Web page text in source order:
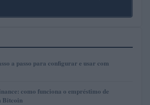
a passo para configurar e usar com
como funciona o empréstimo de
Bitcoin